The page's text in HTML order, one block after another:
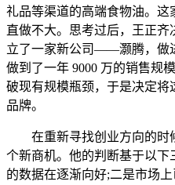
礼品等渠道的高端食物油。
直做不大。思考过后，王正齐
立了一家新公司——灏腾，做
做到了一年 9000 万的销售规
破现有规模瓶颈，于是决定
品牌。
在重新寻找创业方向的时
个新商机。他的判断基于以下
的数据在逐渐向好;二是市场